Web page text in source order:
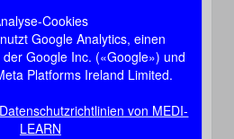
Cookies
Google Analytics, einen
Google Inc. («Google») und
Platforms Ireland Limited.
Datenschutzrichtlinien von MEDI-
LEARN